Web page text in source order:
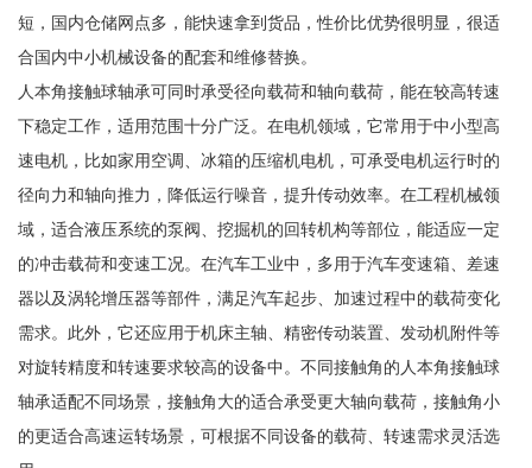
短，国内仓储网点多，能快速拿到货品，性价比优势很明显，很适
合国内中小机械设备的配套和维修替换。
人本角接触球轴承可同时承受径向载荷和轴向载荷，能在较高转速
下稳定工作，适用范围十分广泛。在电机领域，它常用于中小型高
速电机，比如家用空调、冰箱的压缩机电机，可承受电机运行时的
径向力和轴向推力，降低运行噪音，提升传动效率。在工程机械领
域，适合液压系统的泵阀、挖掘机的回转机构等部位，能适应一定
的冲击载荷和变速工况。在汽车工业中，多用于汽车变速箱、差速
器以及涡轮增压器等部件，满足汽车起步、加速过程中的载荷变化
需求。此外，它还应用于机床主轴、精密传动装置、发动机附件等
对旋转精度和转速要求较高的设备中。不同接触角的人本角接触球
轴承适配不同场景，接触角大的适合承受更大轴向载荷，接触角小
的更适合高速运转场景，可根据不同设备的载荷、转速需求灵活选